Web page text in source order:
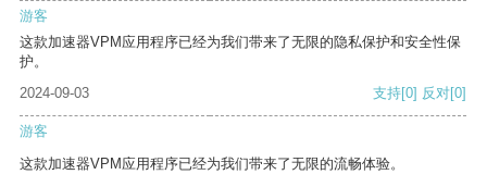
游客
这款加速器VPM应用程序已经为我们带来了无限的隐私保护和安全性保
护。
2024-09-03
支持[0] 反对[0]
游客
这款加速器VPM应用程序已经为我们带来了无限的流畅体验。